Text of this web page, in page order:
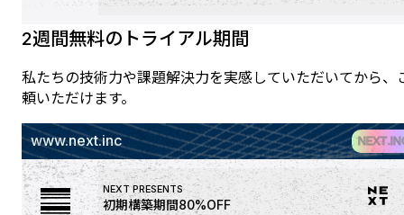
2週間無料のトライアル期間
私たちの技術力や課題解決力を実感していただいてから、
頼いただけます。
www.next.inc
NEXT PRESENTS
初期構築期間80%OFF